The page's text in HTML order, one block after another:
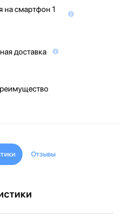
на смартфон 1
доставка
Отзывы